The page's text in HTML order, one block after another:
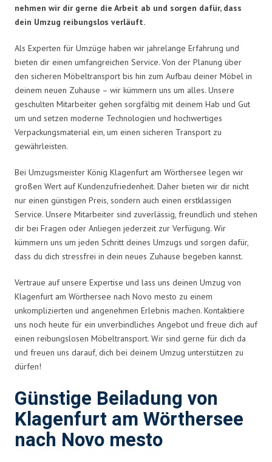
nehmen wir dir gerne die Arbeit ab und sorgen dafür, dass
dein Umzug reibungslos verläuft.
Als Experten für Umzüge haben wir jahrelange Erfahrung und
bieten dir einen umfangreichen Service. Von der Planung über
den sicheren Möbeltransport bis hin zum Aufbau deiner Möbel in
deinem neuen Zuhause – wir kümmern uns um alles. Unsere
geschulten Mitarbeiter gehen sorgfältig mit deinem Hab und Gut
um und setzen moderne Technologien und hochwertiges
Verpackungsmaterial ein, um einen sicheren Transport zu
gewährleisten.
Bei Umzugsmeister König Klagenfurt am Wörthersee legen wir
großen Wert auf Kundenzufriedenheit. Daher bieten wir dir nicht
nur einen günstigen Preis, sondern auch einen erstklassigen
Service. Unsere Mitarbeiter sind zuverlässig, freundlich und stehen
dir bei Fragen oder Anliegen jederzeit zur Verfügung. Wir
kümmern uns um jeden Schritt deines Umzugs und sorgen dafür,
dass du dich stressfrei in dein neues Zuhause begeben kannst.
Vertraue auf unsere Expertise und lass uns deinen Umzug von
Klagenfurt am Wörthersee nach Novo mesto zu einem
unkomplizierten und angenehmen Erlebnis machen. Kontaktiere
uns noch heute für ein unverbindliches Angebot und freue dich auf
einen reibungslosen Möbeltransport. Wir sind gerne für dich da
und freuen uns darauf, dich bei deinem Umzug unterstützen zu
dürfen!
Günstige Beiladung von
Klagenfurt am Wörthersee
nach Novo mesto